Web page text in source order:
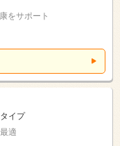
をサポート
イプ
適